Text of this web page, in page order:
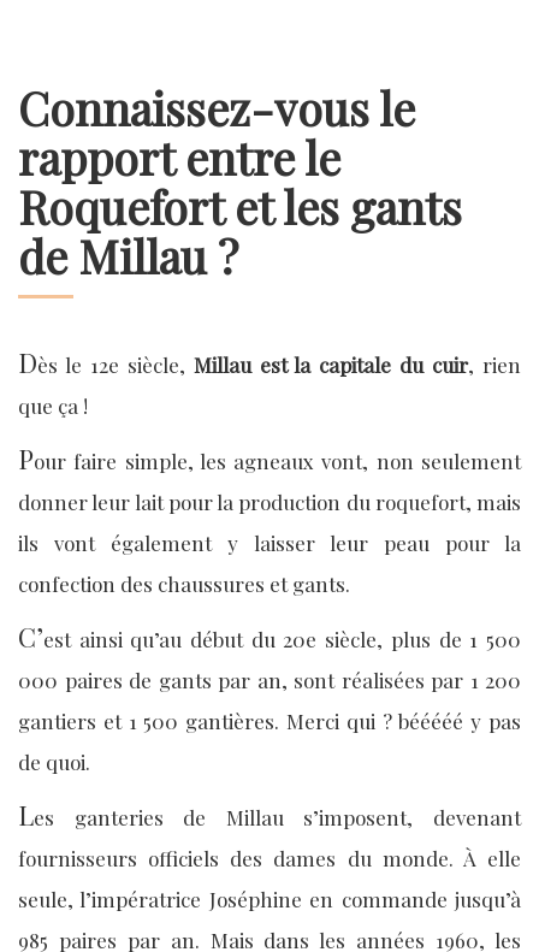
Connaissez-vous le
rapport entre le
Roquefort et les gants
de Millau ?
Dès le 12e siècle, Millau est la capitale du cuir, rien
que ça !
Pour faire simple, les agneaux vont, non seulement
donner leur lait pour la production du roquefort, mais
ils vont également y laisser leur peau pour la
confection des chaussures et gants.
C’est ainsi qu’au début du 20e siècle, plus de 1 500
000 paires de gants par an, sont réalisées par 1 200
gantiers et 1 500 gantières. Merci qui ? bééééé y pas
de quoi.
Les ganteries de Millau s’imposent, devenant
fournisseurs officiels des dames du monde. À elle
seule, l’impératrice Joséphine en commande jusqu’à
985 paires par an. Mais dans les années 1960, les